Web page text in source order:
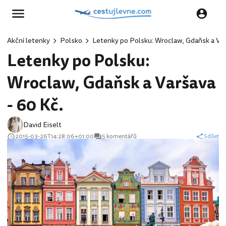
Akční letenky Polsko Letenky po Polsku: Wroclaw, Gdaňsk a
Letenky po Polsku:
Wroclaw, Gdaňsk a Varšava
- 60 Kč.
David Eiselt
2015-03-26T14:28:06+01:00 5 komentářů Sdílet